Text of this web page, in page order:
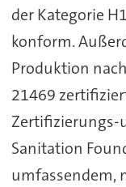
der Kategorie
konform.
Produktion
21469
Zertifizierungs-
Sanitation
umfassendem,